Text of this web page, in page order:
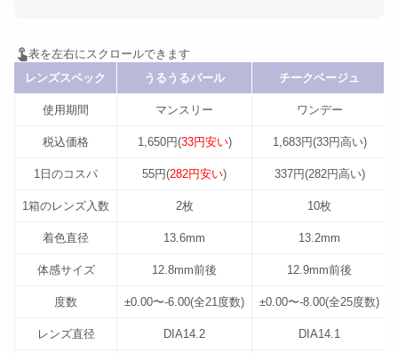
レンズスペック うるうるパール チークベージュ
使用期間 マンスリー ワンデー
税込価格 1,650円(33円安い) 1,683円(33円高い)
1日のコスパ 55円(282円安い) 337円(282円高い)
1箱のレンズ入数 2枚 10枚
着色直径 13.6mm 13.2mm
体感サイズ 12.8mm前後 12.9mm前後
度数 ±0.00〜-6.00(全21度数) ±0.00〜-8.00(全25度数)
レンズ直径 DIA14.2 DIA14.1